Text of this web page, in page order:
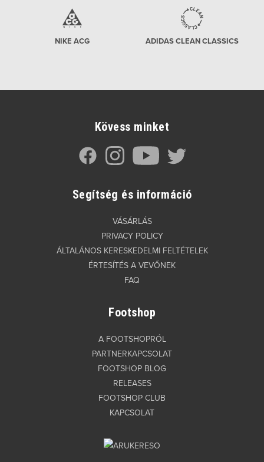
NIKE ACG ADIDAS CLEAN CLASSICS
Kövess minket
Segítség és információ
VÁSÁRLÁS
PRIVACY POLICY
ÁLTALÁNOS KERESKEDELMI FELTÉTELEK
ÉRTESÍTÉS A VEVŐNEK
FAQ
Footshop
A FOOTSHOPRÓL
PARTNERKAPCSOLAT
FOOTSHOP BLOG
RELEASES
FOOTSHOP CLUB
KAPCSOLAT